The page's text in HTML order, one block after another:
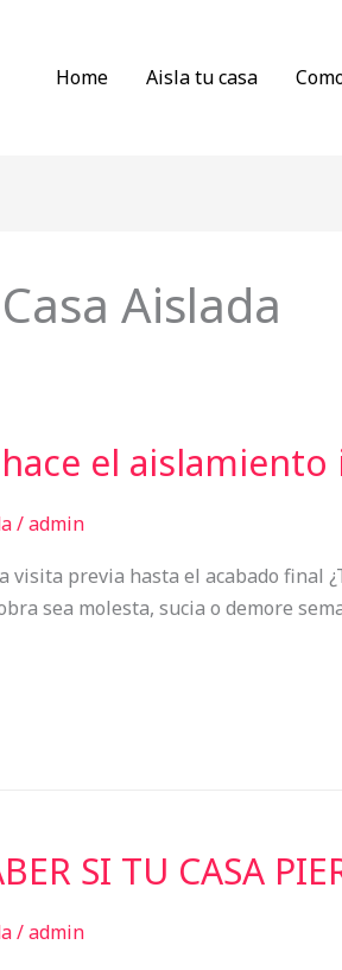
Home Aisla tu casa
Aislada
el aislamiento
/admin
visita previa hasta el acabado
sea molesta, sucia o demore
SI TU CASA
/admin